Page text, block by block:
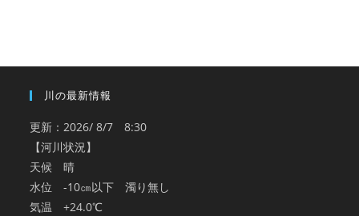
川の最新情報
更新：2026/ 8/7 8:30
【河川状況】
天候 晴
水位 -10㎝以下 濁り無し
気温 +24.0℃